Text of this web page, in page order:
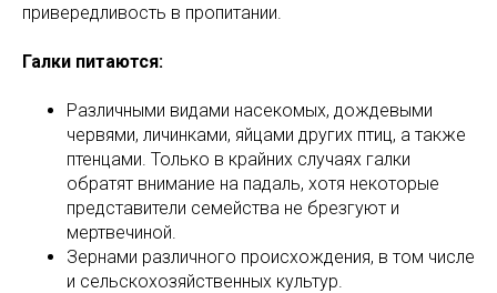
привередливость в пропитании.
Галки питаются:
Различными видами насекомых, дождевыми
червями, личинками, яйцами других птиц, а также
птенцами. Только в крайних случаях галки
обратят внимание на падаль, хотя некоторые
представители семейства не брезгуют и
мертвечиной.
Зернами различного происхождения, в том числе
и сельскохозяйственных культур.